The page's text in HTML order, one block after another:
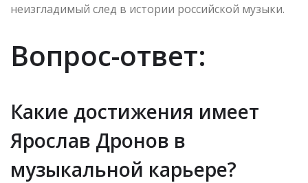
неизгладимый след в истории российской музыки.
Вопрос-ответ:
Какие достижения имеет
Ярослав Дронов в
музыкальной карьере?